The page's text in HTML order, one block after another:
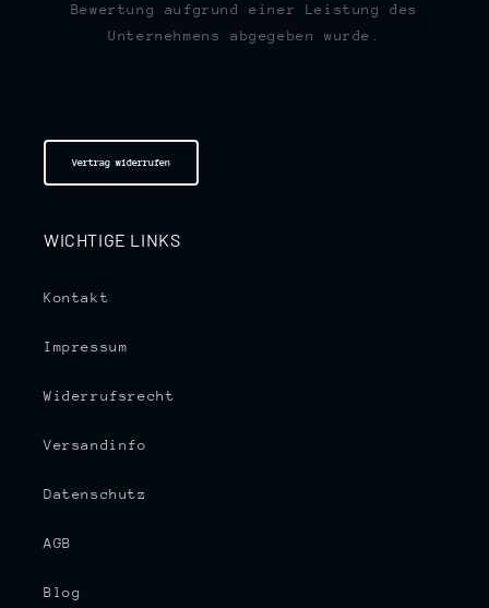
Bewertung aufgrund einer Leistung des
Unternehmens abgegeben wurde.
Vertrag widerrufen
WICHTIGE LINKS
Kontakt
Impressum
Widerrufsrecht
Versandinfo
Datenschutz
AGB
Blog